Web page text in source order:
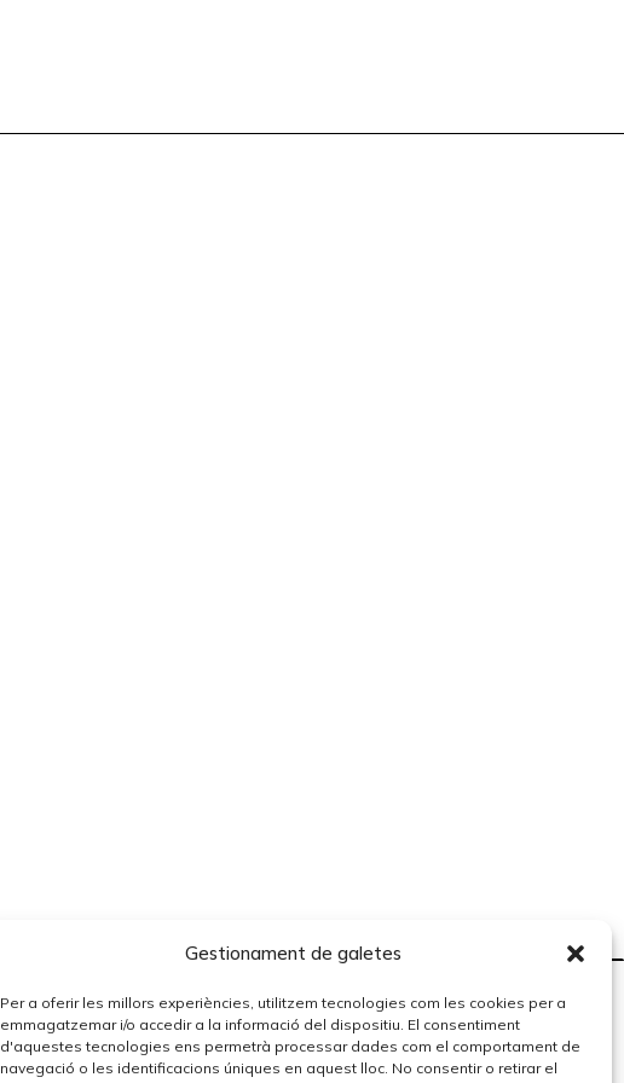
Gestionament de galetes
Per a oferir les millors experiències, utilitzem tecnologies com les cookies per a
emmagatzemar i/o accedir a la informació del dispositiu. El consentiment
d'aquestes tecnologies ens permetrà processar dades com el comportament de
navegació o les identificacions úniques en aquest lloc. No consentir o retirar el